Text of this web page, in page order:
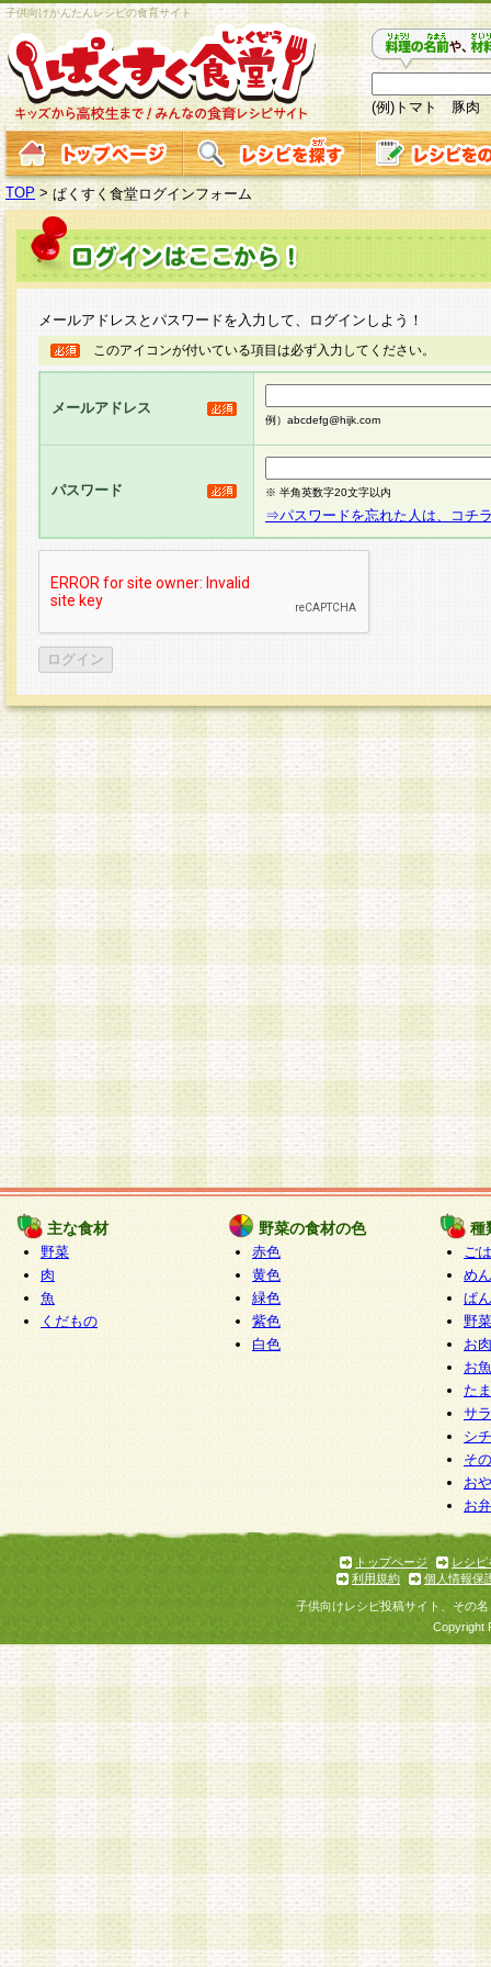
子供向けかんたんレシピの食育サイト
(例)トマト 豚肉
TOP > ぱくすく食堂ログインフォーム
メールアドレスとパスワードを入力して、ログインしよう！
このアイコンが付いている項目は必ず入力してください。
メールアドレス
例）abcdefg@hijk.com
パスワード ※ 半角英数字20文字以内
⇒パスワードを忘れた人は、コチ
主な食材
野菜
肉
魚
くだもの
野菜の食材の色
赤色
黄色
緑色
紫色
白色
種
ご
めん
ぱん
野
お
お
た
サ
シ
そ
お
お
トップページ
レシピ
利用規約
個人情報保
子供向けレシピ投稿サイト、その
Copyright